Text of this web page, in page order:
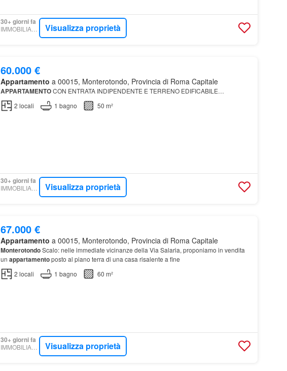
30+ giorni fa
IMMOBILIARE.IT Visualizza proprietà
60.000 €
Appartamento a 00015, Monterotondo, Provincia di Roma Capitale
APPARTAMENTOCON ENTRATA INDIPENDENTE E TERRENO EDIFICABILE…
2 locali 1 bagno 50 m²
30+ giorni fa
IMMOBILIARE.IT Visualizza proprietà
67.000 €
Appartamento a 00015, Monterotondo, Provincia di Roma Capitale
MonterotondoScalo: nelle immediate vicinanze della Via Salaria, proponiamo in vendita
un appartamentoposto al piano terra di una casa risalente a fine
2 locali 1 bagno 60 m²
30+ giorni fa
IMMOBILIARE.IT Visualizza proprietà